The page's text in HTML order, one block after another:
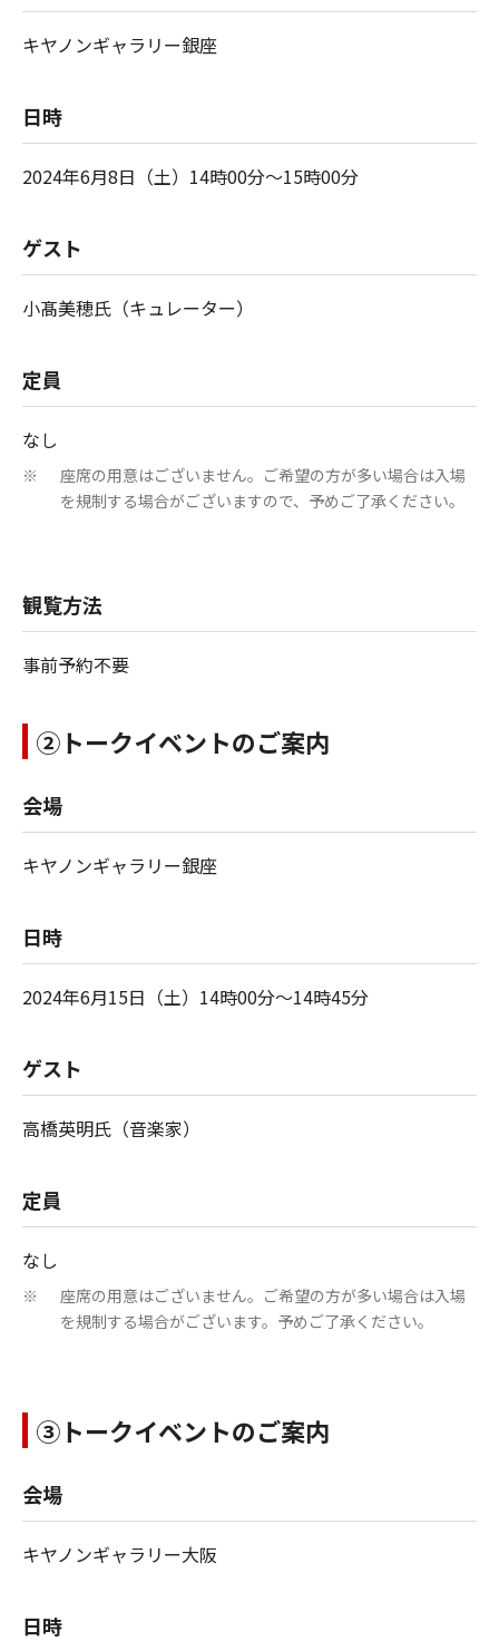
キヤノンギャラリー銀座
日時
2024年6月8日（土）14時00分～15時00分
ゲスト
小髙美穂氏（キュレーター）
定員
なし
※
座席の用意はございません。ご希望の方が多い場合は入場
を規制する場合がございますので、予めご了承ください。
観覧方法
事前予約不要
②トークイベントのご案内
会場
キヤノンギャラリー銀座
日時
2024年6月15日（土）14時00分～14時45分
ゲスト
高橋英明氏（音楽家）
定員
なし
※
座席の用意はございません。ご希望の方が多い場合は入場
を規制する場合がございます。予めご了承ください。
③トークイベントのご案内
会場
キヤノンギャラリー大阪
日時